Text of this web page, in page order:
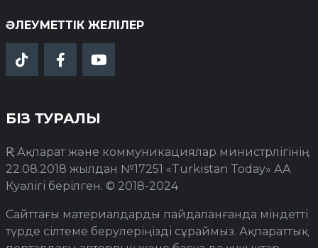
ӘЛЕУМЕТТІК ЖЕЛІЛЕР
БІЗ ТУРАЛЫ
ҚР Ақпарат және коммуникациялар министрлігінің
22.08.2018 жылдан №17251 «Turkistan Today» АА
Куәлігі берілген. © 2018-2024
Сайттағы материалдарды пайдаланғанда міндетті
түрде сілтеме берулеріңізді сұраймыз. Ақпараттық